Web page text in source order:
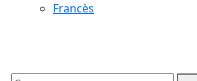
Francès